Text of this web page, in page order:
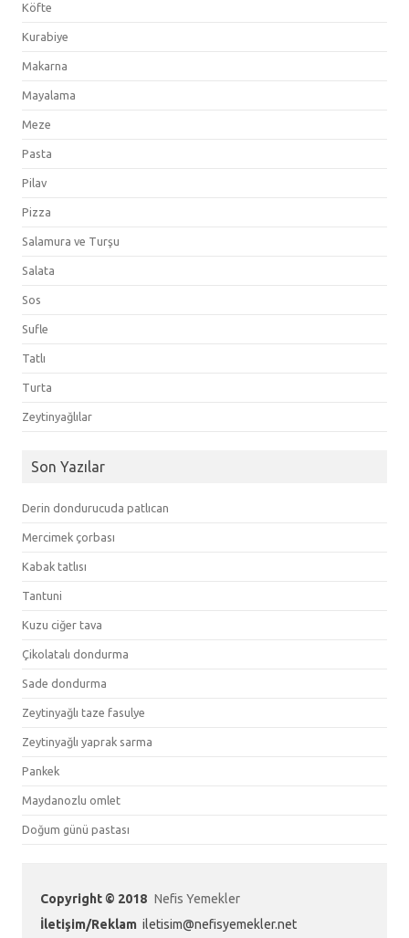
Köfte
Kurabiye
Makarna
Mayalama
Meze
Pasta
Pilav
Pizza
Salamura ve Turşu
Salata
Sos
Sufle
Tatlı
Turta
Zeytinyağlılar
Son Yazılar
Derin dondurucuda patlıcan
Mercimek çorbası
Kabak tatlısı
Tantuni
Kuzu ciğer tava
Çikolatalı dondurma
Sade dondurma
Zeytinyağlı taze fasulye
Zeytinyağlı yaprak sarma
Pankek
Maydanozlu omlet
Doğum günü pastası
Copyright © 2018 Nefis Yemekler
İletişim/Reklam iletisim@nefisyemekler.net